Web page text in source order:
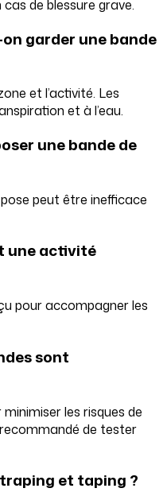
de blessure grave.
garder une bande
et l’activité. Les
et à l’eau.
une bande de
peut être inefficace
une activité
pour accompagner les
sont
les risques de
de tester
et taping ?